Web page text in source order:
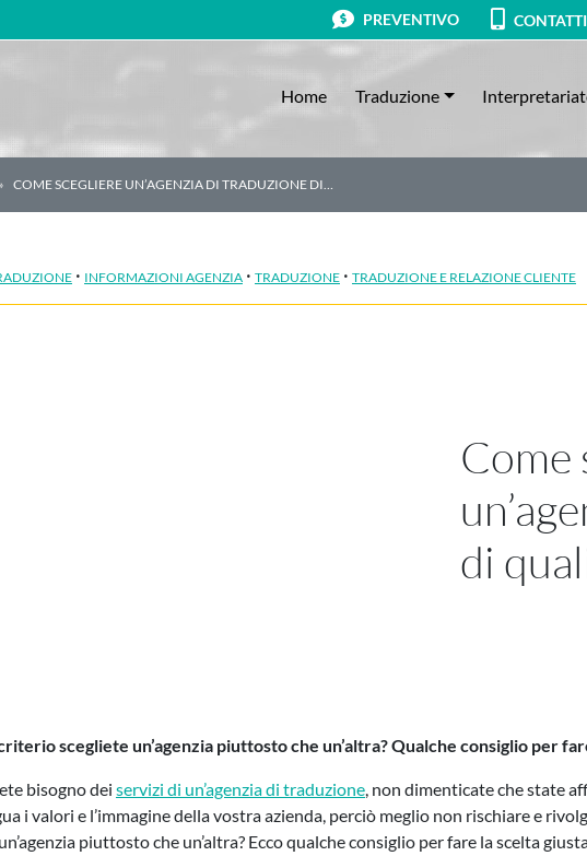
PREVENTIVO CONTATTI
Home Traduzione
COME SCEGLIERE UN’AGENZIA DI TRADUZIONE DI…
· INFORMAZIONI AGENZIA · TRADUZIONE · TRADUZIONE E RELAZIONE CLIENTE
Come
di
scegliete un’agenzia piuttosto che un’altra? Qualche consiglio per
bisogno dei servizi di un’agenzia di traduzione, non dimenticate che state
i valori e l’immagine della vostra azienda, perciò meglio non rischiare e
piuttosto che un’altra? Ecco qualche consiglio per fare la scelta